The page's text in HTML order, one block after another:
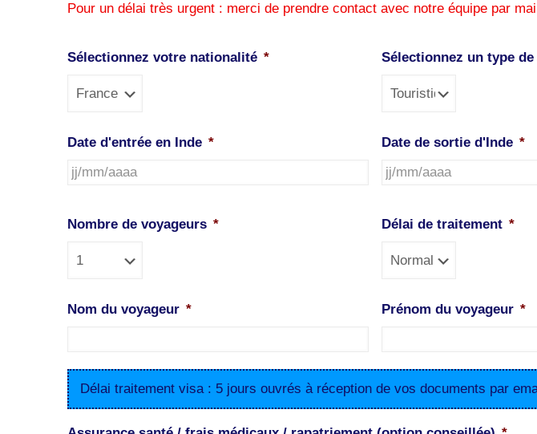
Pour un délai très urgent : merci de prendre contact avec notre équipe par
Sélectionnez votre nationalité * Sélectionnez un type de
Date d'entrée en Inde *
slash
slash
Date de sortie d'Inde *
slash
slash
Nombre de voyageurs * Délai de traitement *
Nom du voyageur * Prénom du voyageur *
Délai traitement visa : 5 jours ouvrés à réception de vos documents par